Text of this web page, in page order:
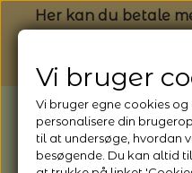
Her kan du betale
BEMÆRK:
1/8 - 9/8 - 2026
Vi bruger
Vi bruger egne cookies
personalisere din
til at undersøge, hvordan
besøgende. Du kan altid